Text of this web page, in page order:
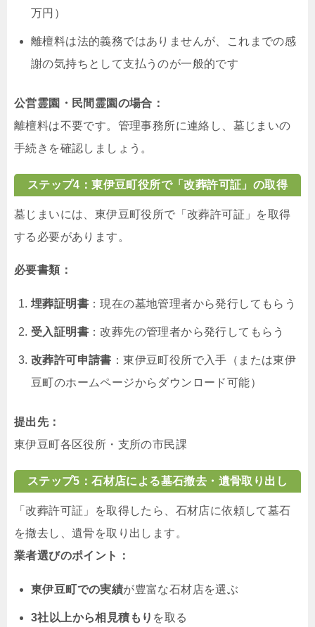
万円）
離檀料は法的義務ではありませんが、これまでの感
謝の気持ちとして支払うのが一般的です
公営霊園・民間霊園の場合：
離檀料は不要です。管理事務所に連絡し、墓じまいの
手続きを確認しましょう。
ステップ4：東伊豆町役所で「改葬許可証」の取得
墓じまいには、東伊豆町役所で「改葬許可証」を取得
する必要があります。
必要書類：
埋葬証明書 ：現在の墓地管理者から発行してもらう
受入証明書 ：改葬先の管理者から発行してもらう
改葬許可申請書 ：東伊豆町役所で入手（または東伊
豆町のホームページからダウンロード可能）
提出先：
東伊豆町各区役所・支所の市民課
ステップ5：石材店による墓石撤去・遺骨取り出し
「改葬許可証」を取得したら、石材店に依頼して墓石
を撤去し、遺骨を取り出します。
業者選びのポイント：
東伊豆町での実績が豊富な石材店を選ぶ
3社以上から相見積もり を取る